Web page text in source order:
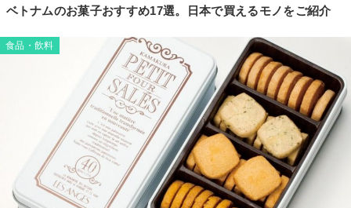
ベトナムのお菓子おすすめ17選。日本で買えるモノをご紹介
食品・飲料